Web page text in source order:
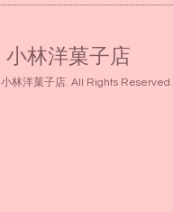
小林洋菓子店
小林洋菓子店. All Rights Reserved.